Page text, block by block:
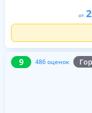
от
9 486 оценок
9 486 оценок